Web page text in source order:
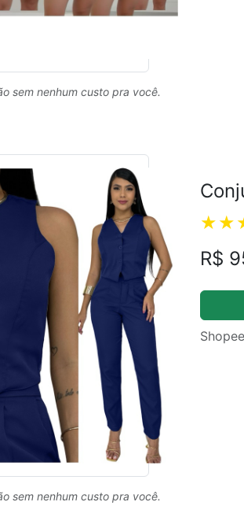
sem nenhum custo pra você.
R$
sem nenhum custo pra você.